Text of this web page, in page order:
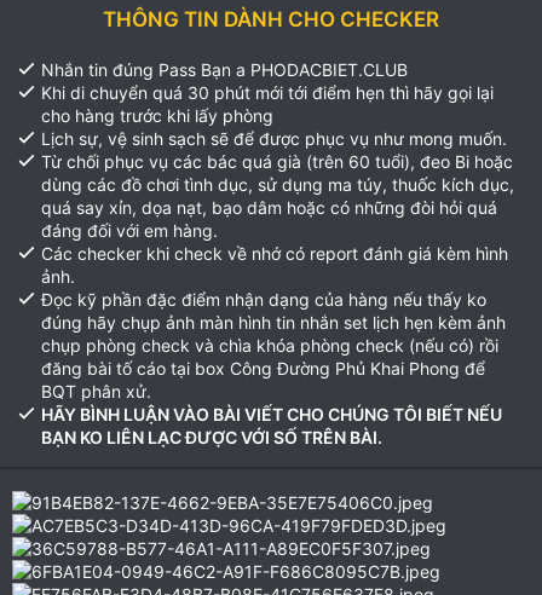
THÔNG TIN DÀNH CHO CHECKER
Nhắn tin đúng Pass Bạn a PHODACBIET.CLUB
Khi di chuyển quá 30 phút mới tới điểm hẹn thì hãy gọi lại
cho hàng trước khi lấy phòng
Lịch sự, vệ sinh sạch sẽ để được phục vụ như mong muốn.
Từ chối phục vụ các bác quá già (trên 60 tuổi), đeo Bi hoặc
dùng các đồ chơi tình dục, sử dụng ma túy, thuốc kích dục,
quá say xỉn, dọa nạt, bạo dâm hoặc có những đòi hỏi quá
đáng đối với em hàng.
Các checker khi check về nhớ có report đánh giá kèm hình
ảnh.
Đọc kỹ phần đặc điểm nhận dạng của hàng nếu thấy ko
đúng hãy chụp ảnh màn hình tin nhắn set lịch hẹn kèm ảnh
chụp phòng check và chìa khóa phòng check (nếu có) rồi
đăng bài tố cáo tại box Công Đường Phủ Khai Phong để
BQT phân xử.
HÃY BÌNH LUẬN VÀO BÀI VIẾT CHO CHÚNG TÔI BIẾT NẾU
BẠN KO LIÊN LẠC ĐƯỢC VỚI SỐ TRÊN BÀI.